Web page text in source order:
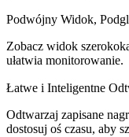
Podwójny Widok,
Zobacz widok
ułatwia monitorowanie.
Łatwe i Inteligentne
Odtwarzaj zapisane
dostosuj oś czasu, aby